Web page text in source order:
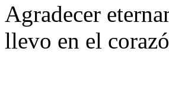
Agradecer
llevo en el